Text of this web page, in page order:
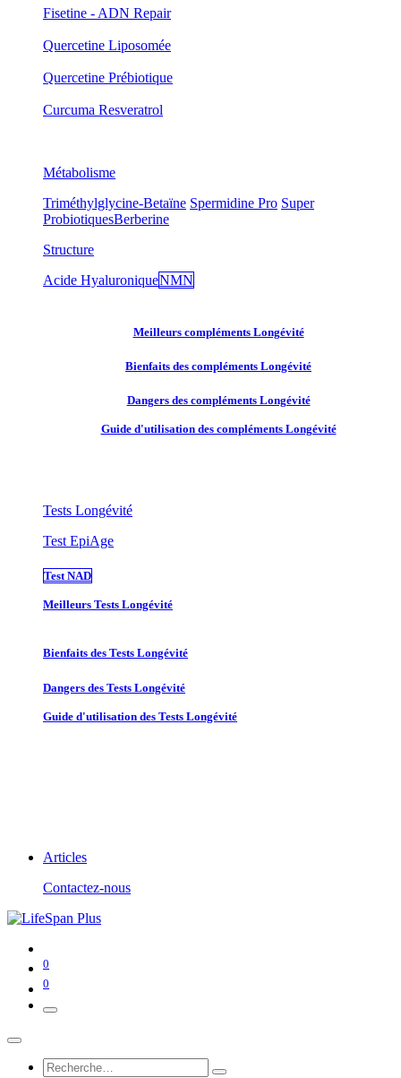
Fisetine - ADN Repair
Quercetine Liposomée
Quercetine Prébiotique
Curcuma Resveratrol
Métabolisme
Triméthylglycine-Betaïne Spermidine Pro Super
ProbiotiquesBerberine
Structure
Acide HyaluroniqueNMN
Meilleurs compléments Longévité
Bienfaits des compléments Longévité
Dangers des compléments Longévité
Guide d'utilisation des compléments Longévité
Tests Longévité
Test EpiAge
Test NAD
Meilleurs Tests Longévité
Bienfaits des Tests Longévité
Dangers des Tests Longévité
Guide d'utilisation des Tests Longévité
Articles
Contactez-nous
0
0